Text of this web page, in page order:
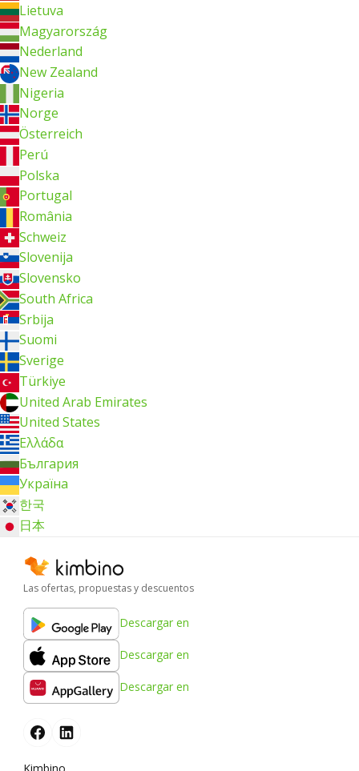
Lietuva
Magyarország
Nederland
New Zealand
Nigeria
Norge
Österreich
Perú
Polska
Portugal
România
Schweiz
Slovenija
Slovensko
South Africa
Srbija
Suomi
Sverige
Türkiye
United Arab Emirates
United States
Ελλάδα
България
Україна
한국
日本
Las ofertas, propuestas y descuentos
Descargar en
Descargar en
Descargar en